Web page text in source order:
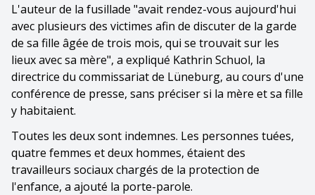
L'auteur de la fusillade "avait rendez-vous aujourd'hui
avec plusieurs des victimes afin de discuter de la garde
de sa fille âgée de trois mois, qui se trouvait sur les
lieux avec sa mère", a expliqué Kathrin Schuol, la
directrice du commissariat de Lüneburg, au cours d'une
conférence de presse, sans préciser si la mère et sa fille
y habitaient.
Toutes les deux sont indemnes. Les personnes tuées,
quatre femmes et deux hommes, étaient des
travailleurs sociaux chargés de la protection de
l'enfance, a ajouté la porte-parole.